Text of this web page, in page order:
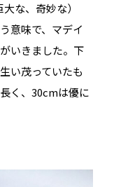
な、奇妙な）
意味で、マデイ
いきました。下
い茂っていたも
く、30cmは優に